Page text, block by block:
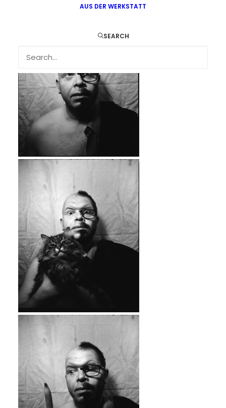
AUS DER WERKSTATT
SEARCH
Corona Chronicles - Isolation
Corona Chronicles - Isolation.
Analog Photography. Mamiya RB67
Pro S, Sekor C 50mm, Rollei Retro
80s, Rodinal.